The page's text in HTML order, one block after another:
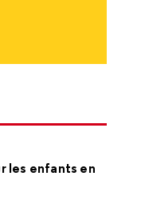
les enfants en